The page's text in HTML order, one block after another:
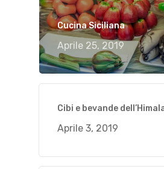
Cucina Siciliana
Aprile 25, 2019
Cibi e bevande
Aprile 3, 2019